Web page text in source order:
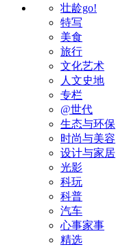
壮龄go!
特写
美食
旅行
文化艺术
人文史地
专栏
@世代
生态与环保
时尚与美容
设计与家居
光影
科玩
科普
汽车
心事家事
精选